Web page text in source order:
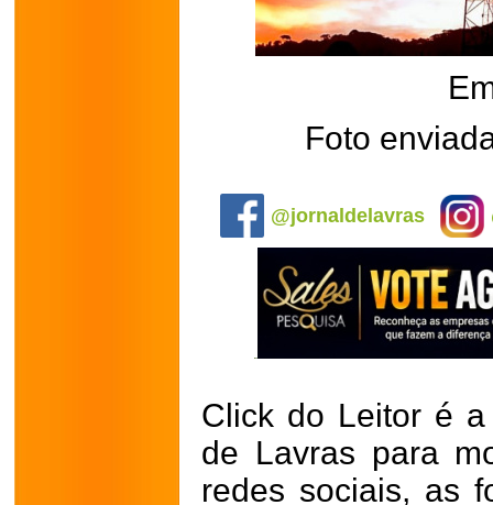
Foto
@jornaldelavras
Click do Leitor é
de Lavras para
redes sociais, as